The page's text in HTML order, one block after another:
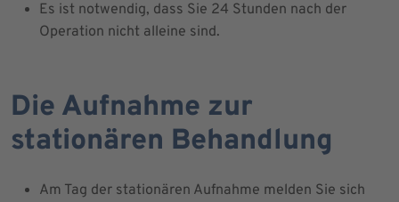
Es ist notwendig, dass Sie 24 Stunden nach der
Operation nicht alleine sind.
Die Aufnahme zur
stationären Behandlung
Am Tag der stationären Aufnahme melden Sie sich